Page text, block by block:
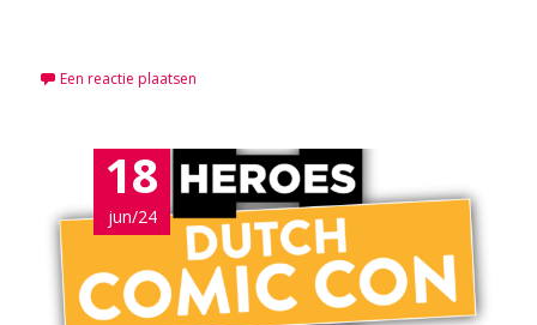
Een reactie plaatsen
18
jun/24